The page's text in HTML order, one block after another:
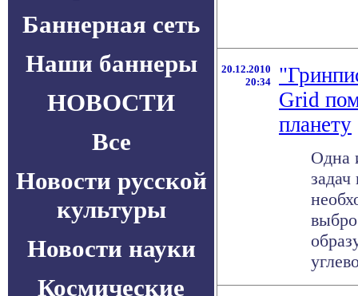
Баннерная сеть
Наши баннеры
НОВОСТИ
Все
Новости русской
культуры
Новости науки
Космические
20.12.2010
20:34
Grid
планету
Одна